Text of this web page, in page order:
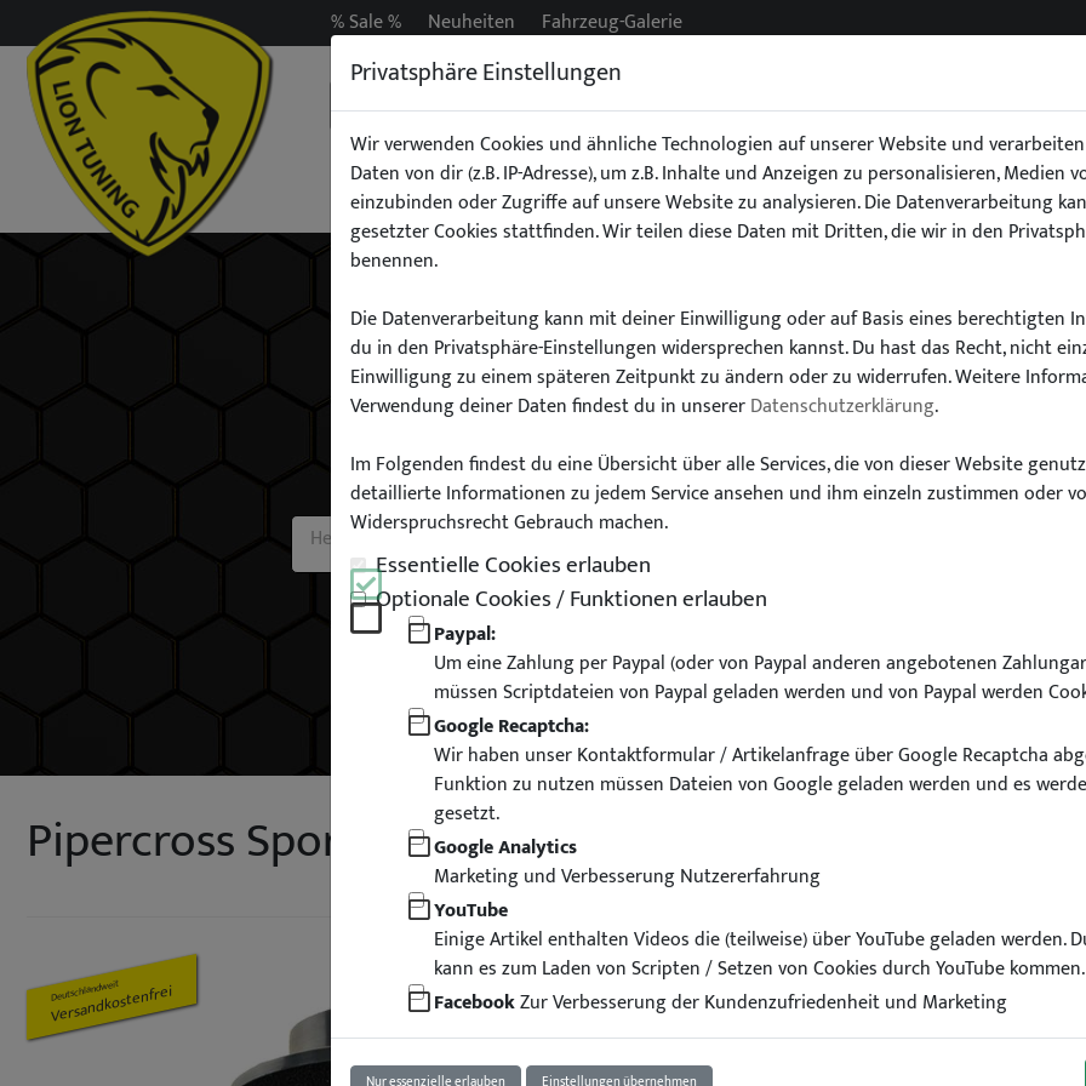
% Sale % Neuheiten Fahrzeug-Galerie
Auspuff Beleuchtung Exterieur Fahrwerk Interieur Stoßstangen/
Wähle dein Auto
finde alle passenden Teile schnell und
Hersteller: Modell:
Pipercross Sportluftfilter für Audi A5 8T 2.7TDi 3.0TDi
Deutschlandweit
Versandkostenfrei
Privatsphäre Einstellungen
Wir verwenden Cookies und ähnliche Technologien auf unserer Website und
Daten von dir (z.B. IP-Adresse), um z.B. Inhalte und Anzeigen zu personalisieren, Medien
einzubinden oder Zugriffe auf unsere Website zu analysieren. Die Datenverarbeitung
gesetzter Cookies stattfinden. Wir teilen diese Daten mit Dritten, die wir in den
benennen.
Die Datenverarbeitung kann mit deiner Einwilligung oder auf Basis eines berechtigten
du in den Privatsphäre-Einstellungen widersprechen kannst. Du hast das Recht, nicht
Einwilligung zu einem späteren Zeitpunkt zu ändern oder zu widerrufen. Weitere
Verwendung deiner Daten findest du in unsererDatenschutzerklärung.
Im Folgenden findest du eine Übersicht über alle Services, die von dieser Website
detaillierte Informationen zu jedem Service ansehen und ihm einzeln zustimmen oder
Widerspruchsrecht Gebrauch machen.
Essentielle Cookies erlauben
Optionale Cookies / Funktionen erlauben
Paypal:
Um eine Zahlung per Paypal (oder von Paypal anderen angebotenen
müssen Scriptdateien von Paypal geladen werden und von Paypal werden
Google Recaptcha:
Wir haben unser Kontaktformular / Artikelanfrage über Google Recaptcha
Funktion zu nutzen müssen Dateien von Google geladen werden und es
gesetzt.
Google Analytics
Marketing und Verbesserung Nutzererfahrung
YouTube
Einige Artikel enthalten Videos die (teilweise) über YouTube geladen werden.
kann es zum Laden von Scripten / Setzen von Cookies durch YouTube kommen.
FacebookZur Verbesserung der Kundenzufriedenheit und Marketing
Nur essenzielle erlauben Einstellungen übernehmen